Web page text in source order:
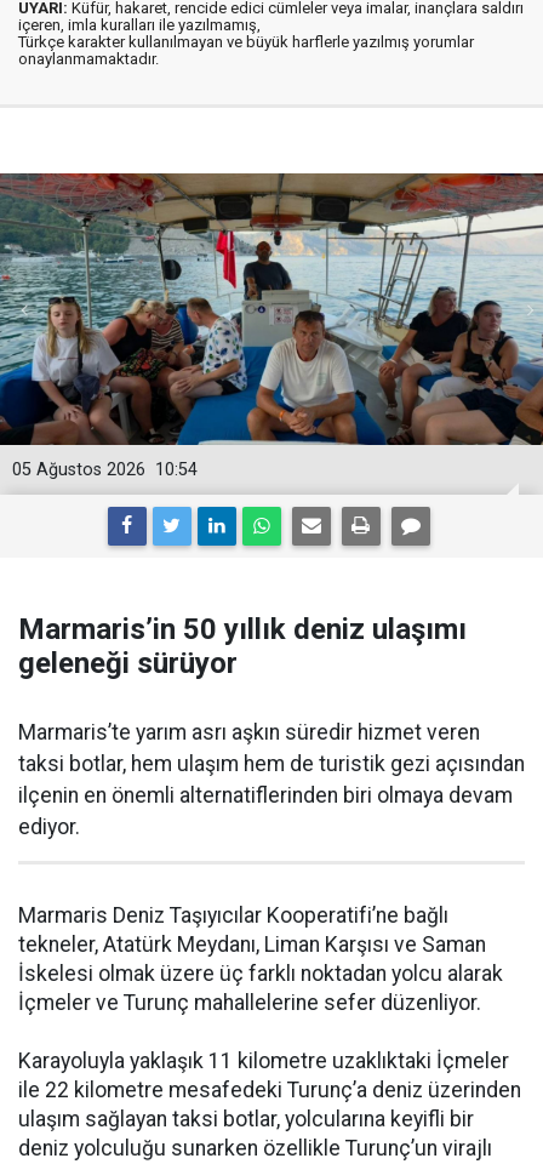
UYARI: Küfür, hakaret, rencide edici cümleler veya imalar, inançlara saldırı
içeren, imla kuralları ile yazılmamış,
Türkçe karakter kullanılmayan ve büyük harflerle yazılmış yorumlar
onaylanmamaktadır.
10:54
05 Ağustos 2026
Marmaris’in 50 yıllık deniz ulaşımı
geleneği sürüyor
Marmaris’te yarım asrı aşkın süredir hizmet veren
taksi botlar, hem ulaşım hem de turistik gezi açısından
ilçenin en önemli alternatiflerinden biri olmaya devam
ediyor.
Marmaris Deniz Taşıyıcılar Kooperatifi’ne bağlı
tekneler, Atatürk Meydanı, Liman Karşısı ve Saman
İskelesi olmak üzere üç farklı noktadan yolcu alarak
İçmeler ve Turunç mahallelerine sefer düzenliyor.
Karayoluyla yaklaşık 11 kilometre uzaklıktaki İçmeler
ile 22 kilometre mesafedeki Turunç’a deniz üzerinden
ulaşım sağlayan taksi botlar, yolcularına keyifli bir
deniz yolculuğu sunarken özellikle Turunç’un virajlı